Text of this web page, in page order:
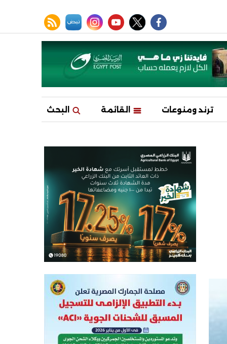
facebook
twitter
youtube
instagram
نبض rss feed
ترند ومنوعات القائمة البحث